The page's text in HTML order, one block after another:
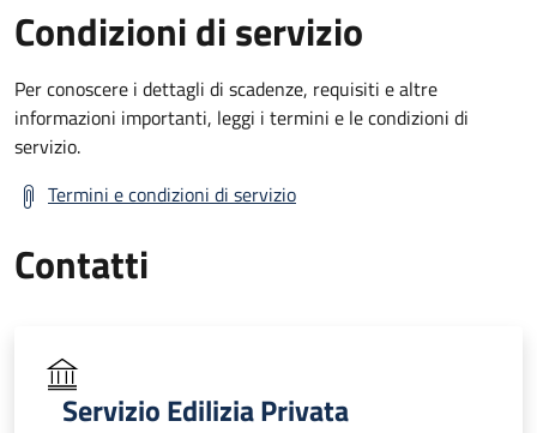
Condizioni di servizio
Per conoscere i dettagli di scadenze, requisiti e altre
informazioni importanti, leggi i termini e le condizioni di
servizio.
Termini e condizioni di servizio
Contatti
Servizio Edilizia Privata